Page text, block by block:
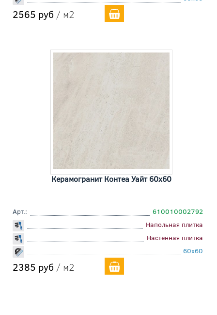
2565 руб / м2
Керамогранит Контеа Уайт 60x60
Арт.:
610010002792
Напольная плитка
Настенная плитка
60x60
2385 руб / м2